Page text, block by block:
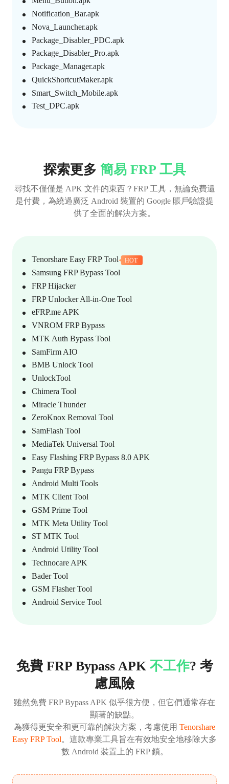
Notification_Bar.apk
Nova_Launcher.apk
Package_Disabler_PDC.apk
Package_Disabler_Pro.apk
Package_Manager.apk
QuickShortcutMaker.apk
Smart_Switch_Mobile.apk
Test_DPC.apk
探索更多 簡易 FRP 工具
尋找不僅僅是 APK 文件的東西？FRP 工具，無論免費還
是付費，為繞過廣泛 Android 裝置的 Google 賬戶驗證提
供了全面的解決方案。
Tenorshare Easy FRP Tool HOT
Samsung FRP Bypass Tool
FRP Hijacker
FRP Unlocker All-in-One Tool
eFRP.me APK
VNROM FRP Bypass
MTK Auth Bypass Tool
SamFirm AIO
BMB Unlock Tool
UnlockTool
Chimera Tool
Miracle Thunder
ZeroKnox Removal Tool
SamFlash Tool
MediaTek Universal Tool
Easy Flashing FRP Bypass 8.0 APK
Pangu FRP Bypass
Android Multi Tools
MTK Client Tool
GSM Prime Tool
MTK Meta Utility Tool
ST MTK Tool
Android Utility Tool
Technocare APK
Bader Tool
GSM Flasher Tool
Android Service Tool
免費 FRP Bypass APK 不工作? 考
慮風險
雖然免費 FRP Bypass APK 似乎很方便，但它們通常存在
顯著的缺點。
為獲得更安全和更可靠的解決方案，考慮使用 Tenorshare
Easy FRP Tool。這款專業工具旨在有效地安全地移除大多
數 Android 裝置上的 FRP 鎖。